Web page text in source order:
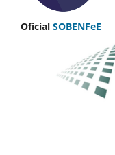
Oficial SOBENFeE